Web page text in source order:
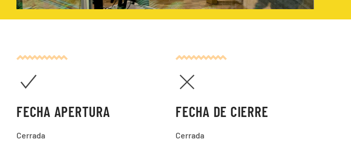
FECHA APERTURA
Cerrada
FECHA DE CIERRE
Cerrada